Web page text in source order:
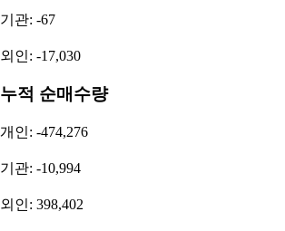
기관: -67
외인: -17,030
누적 순매수량
개인: -474,276
기관: -10,994
외인: 398,402